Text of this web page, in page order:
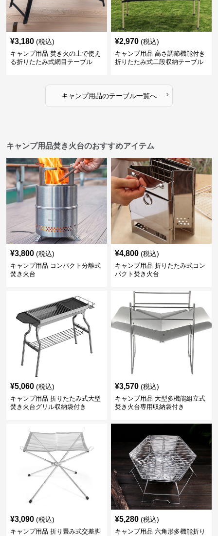
¥3,180 (税込)
キャンプ用品 焚き火の上で使え
る折りたたみ式網目テーブル
¥2,970 (税込)
キャンプ用品 高さ調節機能付き
折りたたみ式二段収納テーブル
キャンプ用品のテーブル一覧へ ›
キャンプ用品焚き火台のおすすめアイテム
¥3,800 (税込)
キャンプ用品 コンパクト分離式
焚き火台
¥4,800 (税込)
キャンプ用品 折りたたみ式コン
パクト焚き火台
¥5,060 (税込)
キャンプ用品 折りたたみ式大型
焚き火台グリル収納袋付き
¥3,570 (税込)
キャンプ用品 大型多機能組立式
焚き火台専用収納袋付き
¥3,090 (税込)
キャンプ用品 折り畳み式交差脚
¥5,280 (税込)
キャンプ用品 六角形多機能折り